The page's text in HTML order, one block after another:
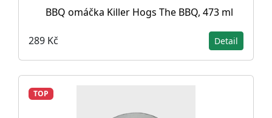
BBQ omáčka Killer Hogs The BBQ, 473 ml
289 Kč Detail
TOP